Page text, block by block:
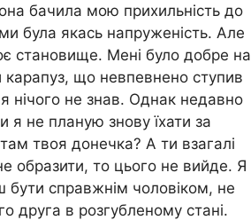
бачила мою прихильність до
була якась напруженість. Але
становище. Мені було добре на
що невпевнено ступив
нічого не знав. Однак недавно
я не планую знову їхати за
твоя донечка? А ти взагалі
то цього не вийде. Я
справжнім чоловіком, не
друга в розгубленому стані.